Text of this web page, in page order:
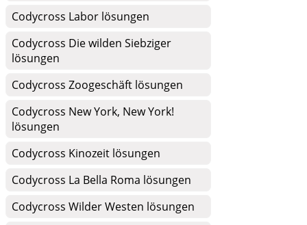
Codycross Labor lösungen
Codycross Die wilden Siebziger
lösungen
Codycross Zoogeschäft lösungen
Codycross New York, New York!
lösungen
Codycross Kinozeit lösungen
Codycross La Bella Roma lösungen
Codycross Wilder Westen lösungen